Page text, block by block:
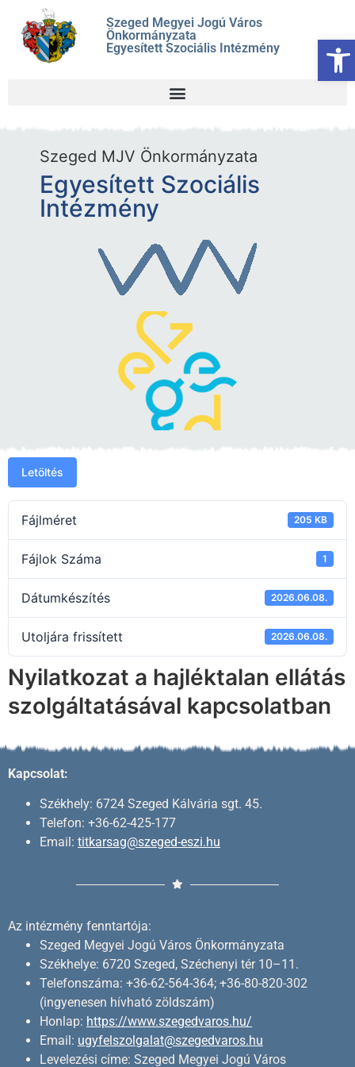
Szeged Megyei Jogú Város
Önkormányzata
Egyesített Szociális Intézmény
Szeged MJV Önkormányzata
Egyesített Szociális
Intézmény
Letöltés
Fájlméret 205 KB
Fájlok Száma 1
Dátumkészítés 2026.06.08.
Utoljára frissített 2026.06.08.
Nyilatkozat a hajléktalan ellátás
szolgáltatásával kapcsolatban
Kapcsolat:
Székhely: 6724 Szeged Kálvária sgt. 45.
Telefon: +36-62-425-177
Email: titkarsag@szeged-eszi.hu
Az intézmény fenntartója:
Szeged Megyei Jogú Város Önkormányzata
Székhelye: 6720 Szeged, Széchenyi tér 10–11.
Telefonszáma: +36-62-564-364; +36-80-820-302
(ingyenesen hívható zöldszám)
Honlap: https://www.szegedvaros.hu/
Email: ugyfelszolgalat@szegedvaros.hu
Levelezési címe: Szeged Megyei Jogú Város